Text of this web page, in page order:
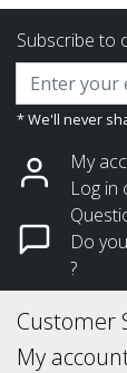
Subscribe to
* We'll never
My
Log in
Do
?
Customer
My